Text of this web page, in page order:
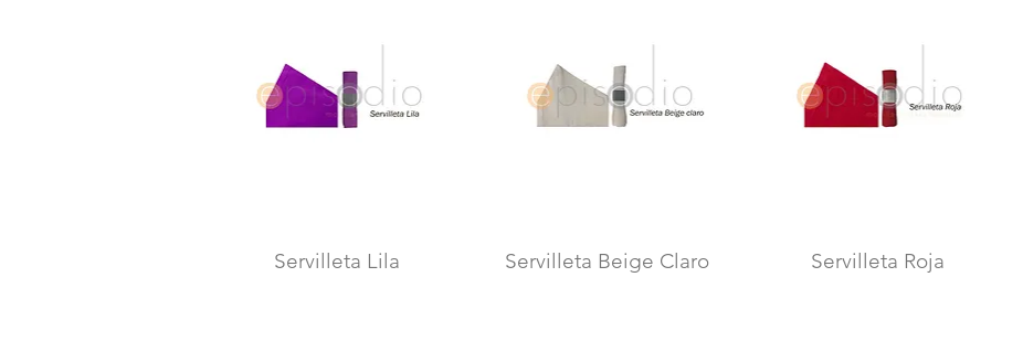
Vista rápida
Servilleta Lila Vista rápida
Servilleta Beige Claro Vista rápida
Servilleta Roja